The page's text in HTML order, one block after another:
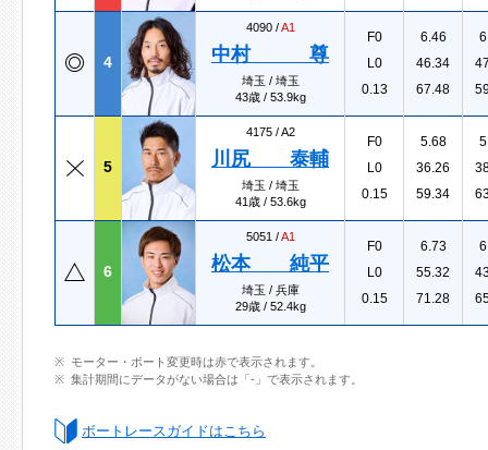
4
4090 /A1
中村 尊
埼玉 / 埼玉
43歳 / 53.9kg
F0
L0
0.13
6.46
46.34
67.48
5
4175 /A2
川尻 泰輔
埼玉 / 埼玉
41歳 / 53.6kg
F0
L0
0.15
5.68
36.26
59.34
6
5051 /A1
松本 純平
埼玉 / 兵庫
29歳 / 52.4kg
F0
L0
0.15
6.73
55.32
71.28
モーター・ボート変更時は赤で表示されます。
集計期間にデータがない場合は「-」で表示されます。
ボートレースガイドはこちら